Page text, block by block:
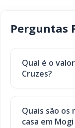
Perguntas
Qual é o
Cruzes?
Quais são
casa em